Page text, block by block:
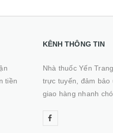
tiền
KÊNH THÔNG TIN
Nhà thuốc Yến
trực tuyến, đảm bảo
giao hàng nhanh